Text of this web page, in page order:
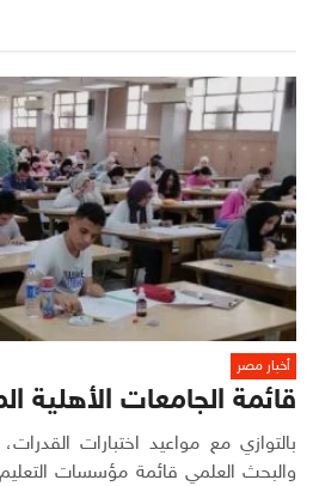
أخبار مصر
قائمة الجامعات الأهلية
بالتوازي مع مواعيد اختبارات
والبحث العلمي قائمة مؤسسات